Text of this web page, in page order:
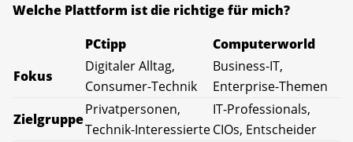
Welche Plattform ist die richtige für mich?
PCtipp
Computerworld
Fokus
Digitaler Alltag,
Consumer-Technik
Business-IT,
Enterprise-Themen
Zielgruppe
Privatpersonen,
Technik-Interessierte
IT-Professionals,
CIOs, Entscheider